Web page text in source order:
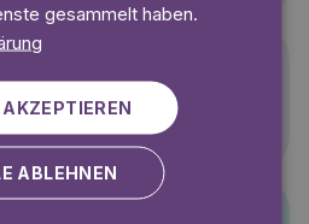
gesammelt haben.
ABLEHNEN